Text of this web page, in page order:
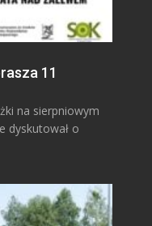
11
na sierpniowym
dyskutował o